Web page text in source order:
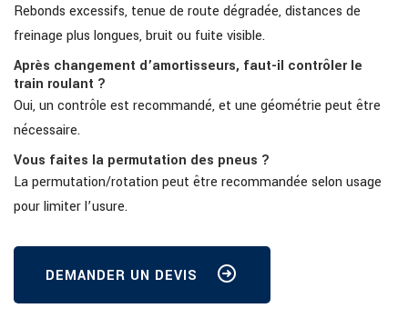
Rebonds excessifs, tenue de route dégradée, distances de
freinage plus longues, bruit ou fuite visible.
Après changement d’amortisseurs, faut-il contrôler le
train roulant ?
Oui, un contrôle est recommandé, et une géométrie peut être
nécessaire.
Vous faites la permutation des pneus ?
La permutation/rotation peut être recommandée selon usage
pour limiter l’usure.
DEMANDER UN DEVIS